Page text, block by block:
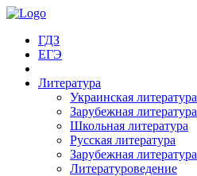
ГДЗ
ЕГЭ
Литература
Украинская литература
Зарубежная литература
Школьная литература
Русская литература
Зарубежная литература
Литературоведение